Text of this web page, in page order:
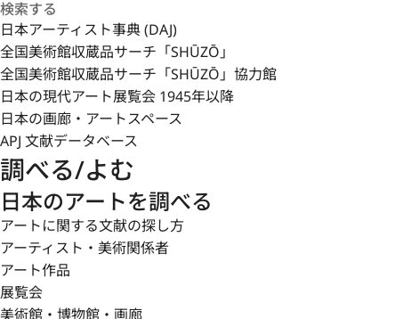
日本アーティスト事典 (DAJ)
全国美術館収蔵品サーチ「SHŪZŌ」
全国美術館収蔵品サーチ「SHŪZŌ」協力館
日本の現代アート展覧会 1945年以降
日本の画廊・アートスペース
APJ 文献データベース
調べる/よむ
日本のアートを調べる
アートに関する文献の探し方
アーティスト・美術関係者
アート作品
展覧会
美術館・博物館・画廊